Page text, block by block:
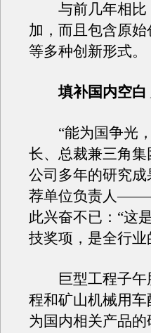
与前几年相比
加，而且包含原
等多种创新形式。
填补国内空白
“能为国争光，
长、总裁兼三角
公司多年的研究
荐单位负责人
此兴奋不已：“这
技奖项，是全行业
巨型工程子午
程和矿山机械用
为国内相关产品